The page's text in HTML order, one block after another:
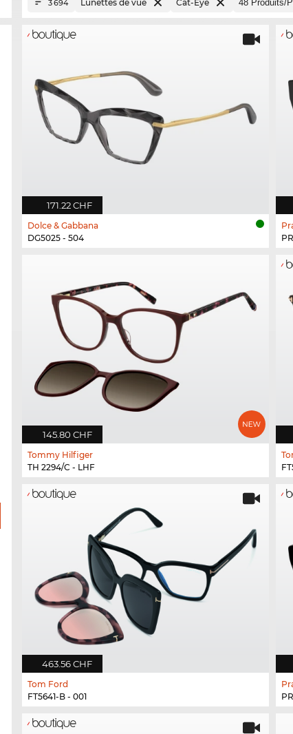
3 694 Lunettes de vue Cat-Eye
171.22 CHF
Dolce & Gabbana
DG5025 - 504
145.80 CHF
Tommy Hilfiger
TH 2294/C - LHF
463.56 CHF
Tom Ford
FT5641-B - 001